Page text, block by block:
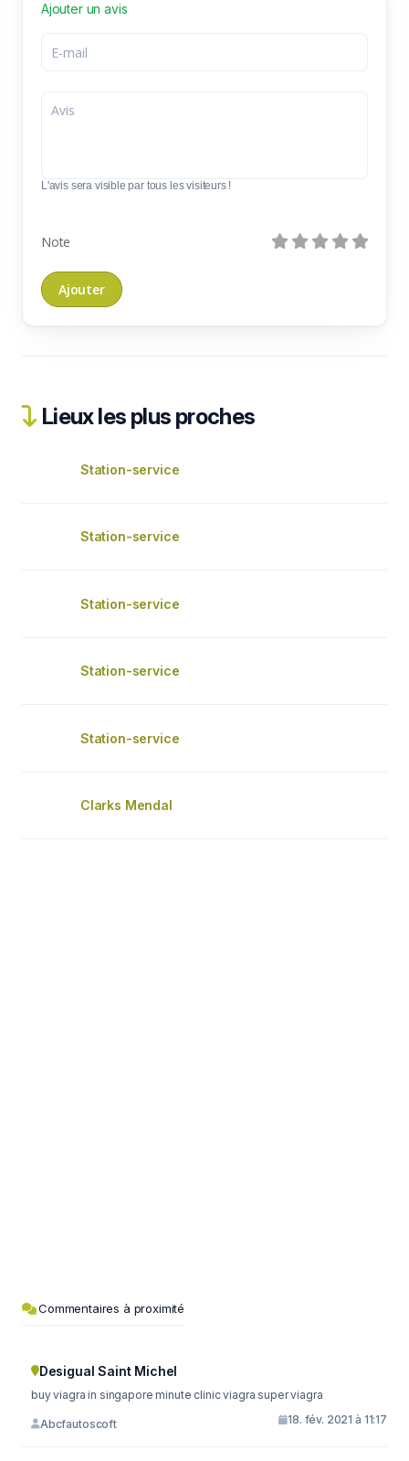
Ajouter un avis
L'avis sera visible par tous les visiteurs !
Note
Lieux les plus proches
Station-service
Station-service
Station-service
Station-service
Station-service
Clarks Mendal
Commentaires à proximité
Desigual Saint Michel
buy viagra in singapore minute clinic viagra super viagra
Abcfautoscoft 18. fév. 2021 à 11:17